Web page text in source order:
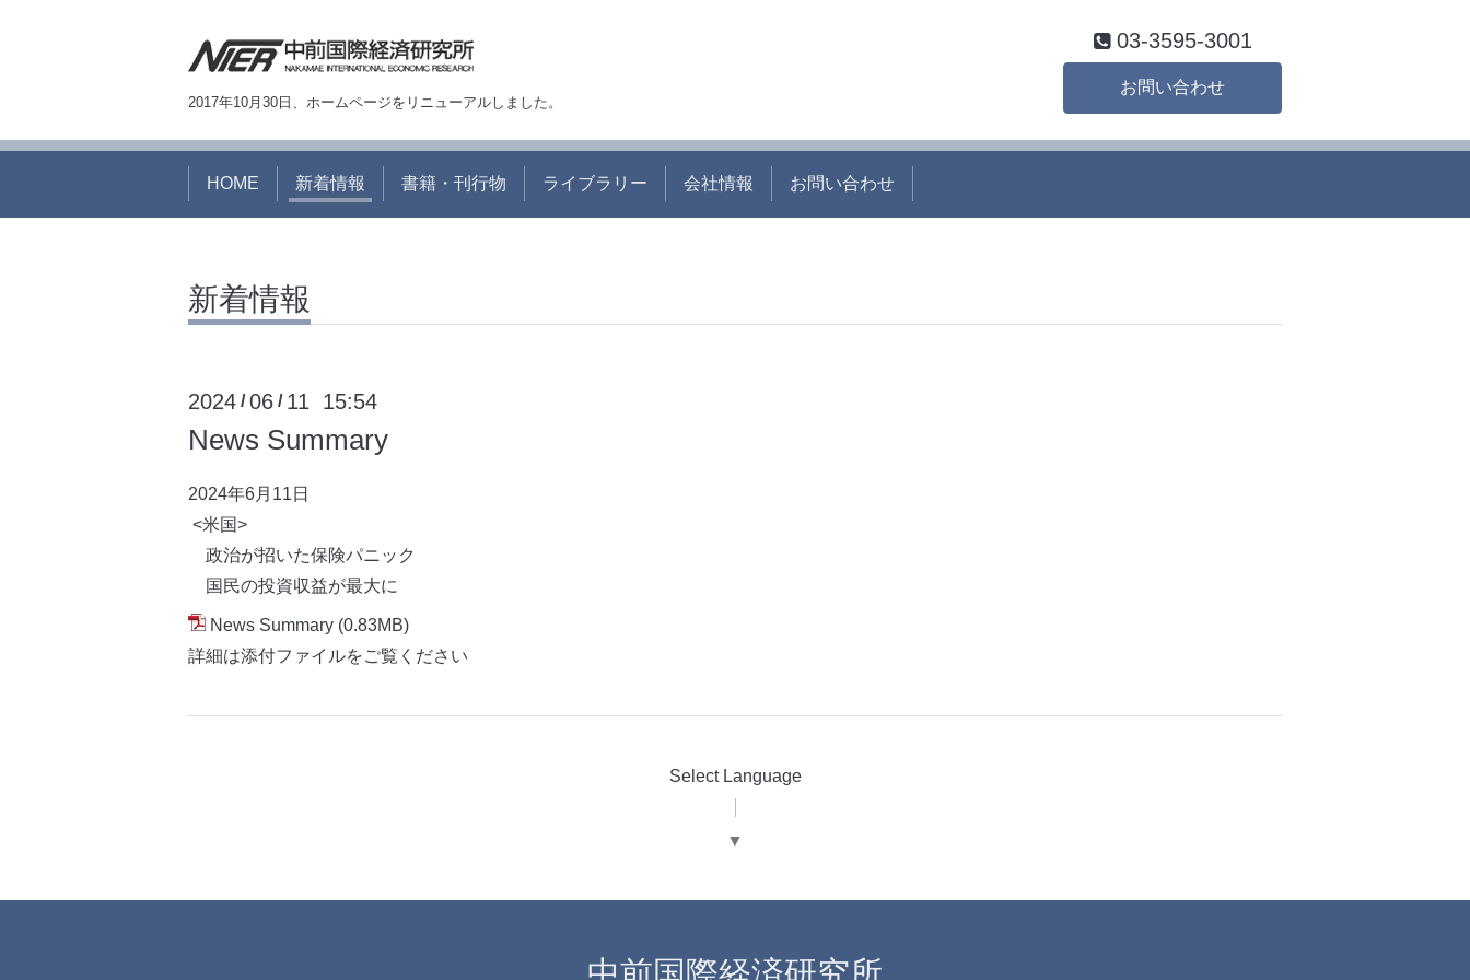
2017年10月30日、ホームページをリニューアルしました。
03-3595-3001
お問い合わせ
HOME 新着情報 書籍・刊行物 ライブラリー 会社情報 お問い合わせ
新着情報
2024 /06 / 11 15:54
News Summary
2024年6月11 日
<米国>
政治が招いた保険パニック
国民の投資収益が最大に
News Summary (0.83MB)
詳細は添付ファイルをご覧ください
Select Language
▼